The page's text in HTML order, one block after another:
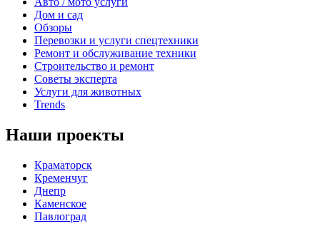
Дом и сад
Обзоры
Перевозки и услуги спецтехники
Ремонт и обслуживание техники
Строительство и ремонт
Советы эксперта
Услуги для животных
Trends
Наши проекты
Краматорск
Кременчуг
Днепр
Каменское
Павлоград